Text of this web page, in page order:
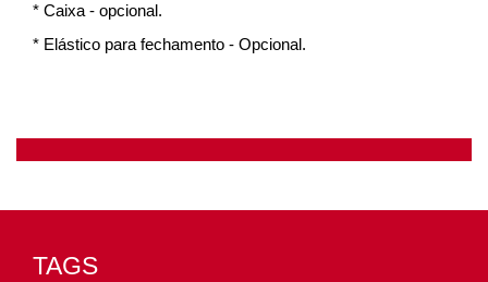
* Caixa - opcional.
* Elástico para fechamento - Opcional.
TAGS